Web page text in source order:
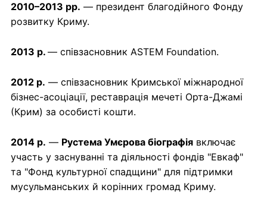
2010–2013 рр. — президент благодійного Фонду
розвитку Криму.
2013 р. — співзасновник ASTEM Foundation.
2012 р. — співзасновник Кримської міжнародної
бізнес-асоціації, реставрація мечеті Орта-Джамі
(Крим) за особисті кошти.
2014 р. — Рустема Умєрова біографія включає
участь у заснуванні та діяльності фондів "Евкаф"
та "Фонд культурної спадщини" для підтримки
мусульманських й корінних громад Криму.